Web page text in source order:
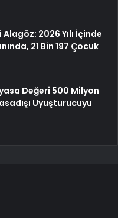
2026 Yılı İçinde
21 Bin 197 Çocuk
Değeri 500 Milyon
Uyuşturucuyu